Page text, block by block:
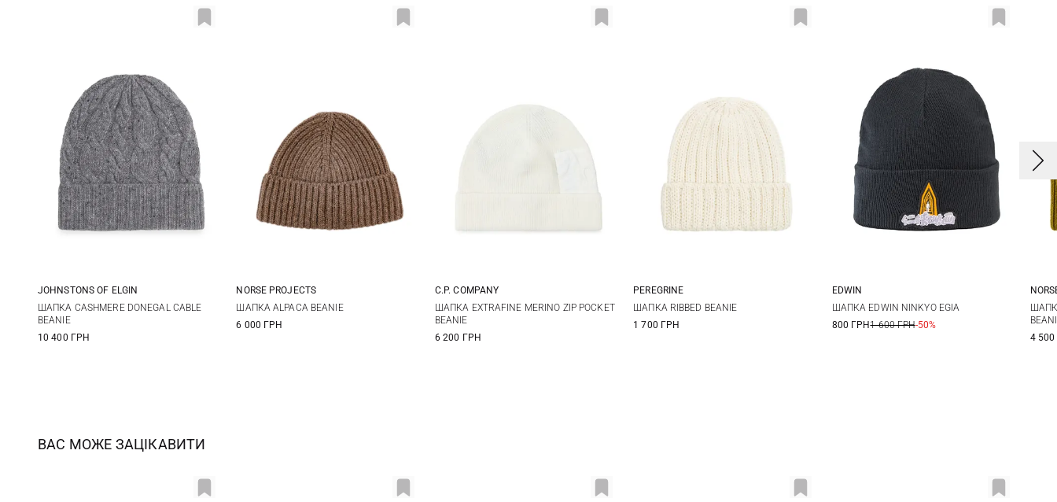
One size
JOHNSTONS OF ELGIN
ШАПКА CASHMERE DONEGAL CABLE
BEANIE
10 400 ГРН
One size
NORSE PROJECTS
ШАПКА ALPACA BEANIE
6 000 ГРН
One size
C.P. COMPANY
ШАПКА EXTRAFINE MERINO ZIP POCKET
BEANIE
6 200 ГРН
One size
PEREGRINE
ШАПКА RIBBED BEANIE
1 700 ГРН
One size
EDWIN
ШАПКА EDWIN NINKYO EGIA
800 ГРН1 600 ГРН-50%
4
ВАС МОЖЕ ЗАЦІКАВИТИ